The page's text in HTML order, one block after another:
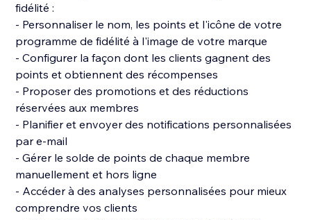
fidélité :
- Personnaliser le nom, les points et l'icône de votre
programme de fidélité à l'image de votre marque
- Configurer la façon dont les clients gagnent des
points et obtiennent des récompenses
- Proposer des promotions et des réductions
réservées aux membres
- Planifier et envoyer des notifications personnalisées
par e-mail
- Gérer le solde de points de chaque membre
manuellement et hors ligne
- Accéder à des analyses personnalisées pour mieux
comprendre vos clients